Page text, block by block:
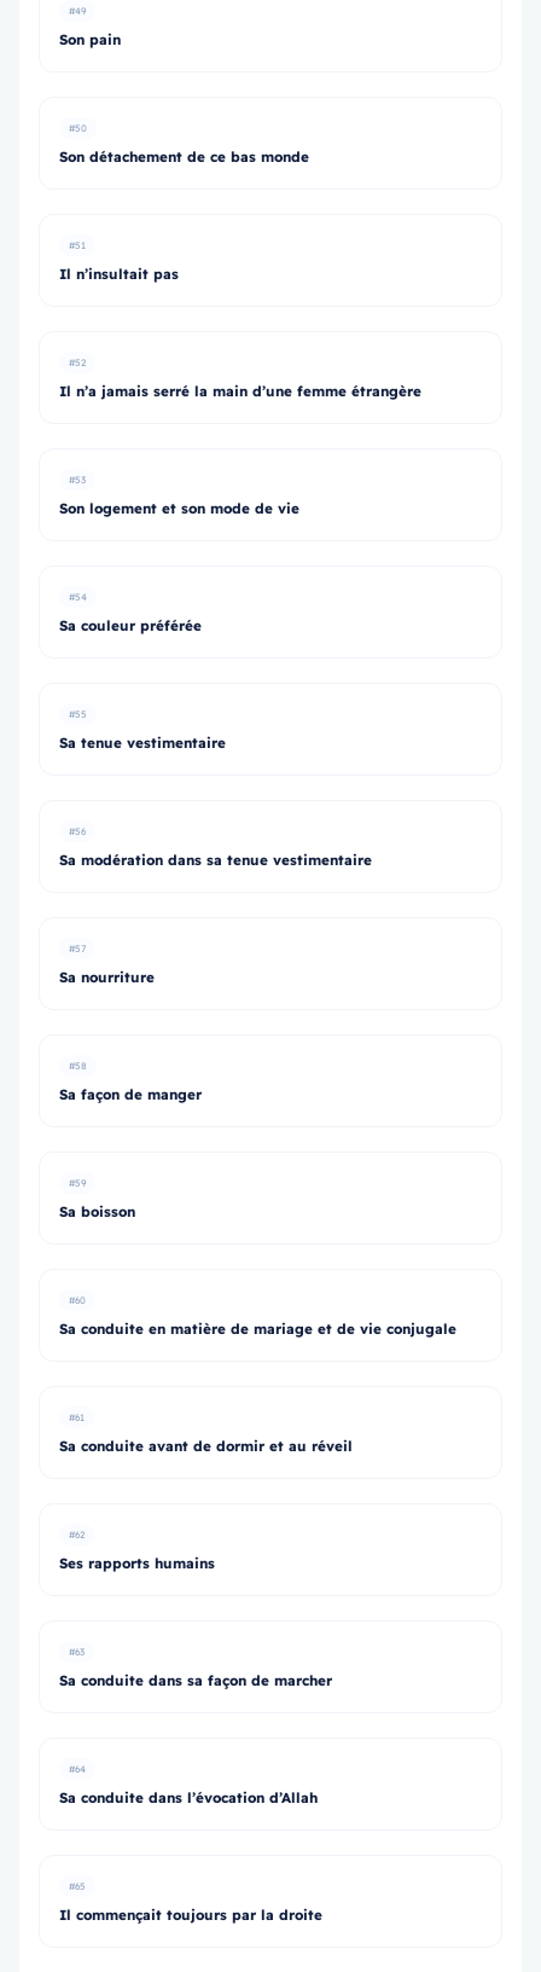
#49
Son pain
#50
Son détachement de ce bas monde
#51
Il n’insultait pas
#52
Il n’a jamais serré la main d’une femme étrangère
#53
Son logement et son mode de vie
#54
Sa couleur préférée
#55
Sa tenue vestimentaire
#56
Sa modération dans sa tenue vestimentaire
#57
Sa nourriture
#58
Sa façon de manger
#59
Sa boisson
#60
Sa conduite en matière de mariage et de vie conjugale
#61
Sa conduite avant de dormir et au réveil
#62
Ses rapports humains
#63
Sa conduite dans sa façon de marcher
#64
Sa conduite dans l’évocation d’Allah
#65
Il commençait toujours par la droite